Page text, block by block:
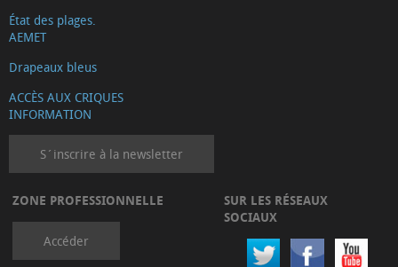
État des plages.
AEMET
Drapeaux bleus
ACCÈS AUX CRIQUES
INFORMATION
S´inscrire à la newsletter
ZONE PROFESSIONNELLE
Accéder
SUR LES RÉSEAUX
SOCIAUX